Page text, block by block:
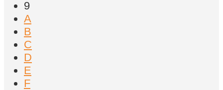
9
A
B
C
D
E
F